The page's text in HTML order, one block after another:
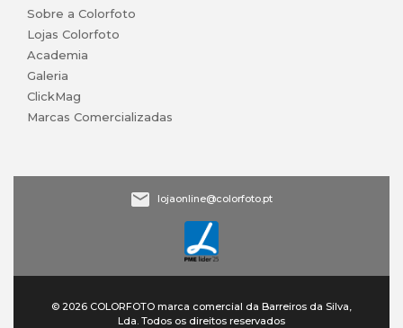
Sobre a Colorfoto
Lojas Colorfoto
Academia
Galeria
ClickMag
Marcas Comercializadas
lojaonline@colorfoto.pt
© 2026 COLORFOTO marca comercial da Barreiros da Silva,
Lda. Todos os direitos reservados